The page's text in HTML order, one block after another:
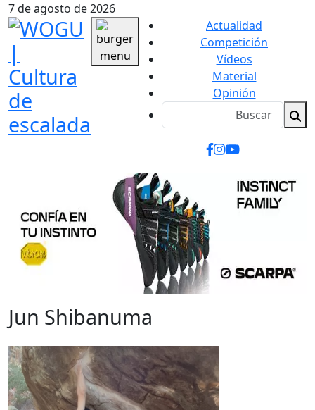
7 de agosto de 2026
Actualidad
Competición
Vídeos
Material
Opinión
Jun Shibanuma